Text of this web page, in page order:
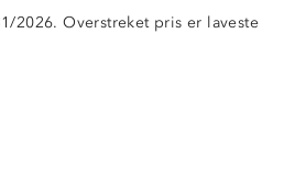
2026. Overstreket pris er laveste